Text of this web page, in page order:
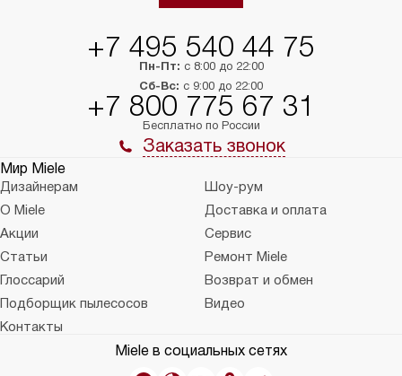
+7 495 540 44 75
Пн-Пт: с 8:00 до 22:00
Сб-Вс: с 9:00 до 22:00
+7 800 775 67 31
Бесплатно по России
Заказать звонок
Мир Miele
Дизайнерам
Шоу-рум
О Miele
Доставка и оплата
Акции
Сервис
Статьи
Ремонт Miele
Глоссарий
Возврат и обмен
Подборщик пылесосов
Видео
Контакты
Miele в социальных сетях